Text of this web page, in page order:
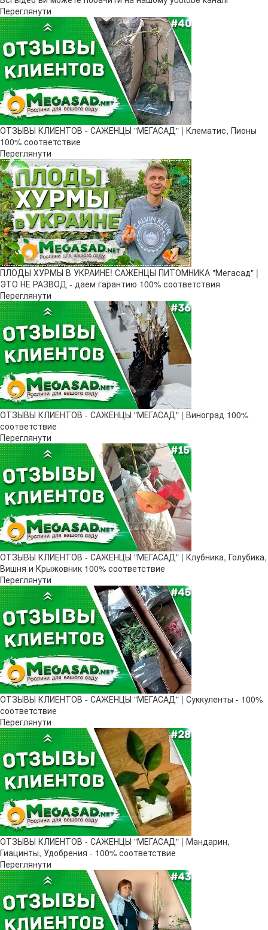
Переглянути
ОТЗЫВЫ КЛИЕНТОВ - САЖЕНЦЫ "МЕГАСАД" | Клематис, Пионы
100% соответствие
Переглянути
ПЛОДЫ ХУРМЫ В УКРАИНЕ! САЖЕНЦЫ ПИТОМНИКА "Мегасад" |
ЭТО НЕ РАЗВОД - даем гарантию 100% соответствия
Переглянути
ОТЗЫВЫ КЛИЕНТОВ - САЖЕНЦЫ "МЕГАСАД" | Виноград 100%
соответствие
Переглянути
ОТЗЫВЫ КЛИЕНТОВ - САЖЕНЦЫ "МЕГАСАД" | Клубника, Голубика,
Вишня и Крыжовник 100% соответствие
Переглянути
ОТЗЫВЫ КЛИЕНТОВ - САЖЕНЦЫ "МЕГАСАД" | Суккуленты - 100%
соответствие
Переглянути
ОТЗЫВЫ КЛИЕНТОВ - САЖЕНЦЫ "МЕГАСАД" | Мандарин,
Гиацинты, Удобрения - 100% соответствие
Переглянути